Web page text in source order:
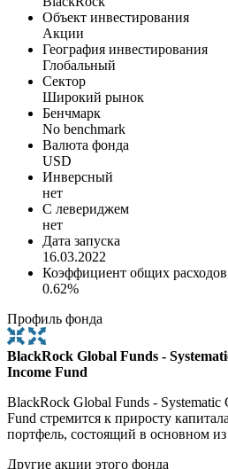
Объект инвестирования
Акции
География инвестирования
Глобальный
Сектор
Широкий рынок
Бенчмарк
No benchmark
Валюта фонда
USD
Инверсный
нет
С левериджем
нет
Дата запуска
16.03.2022
Коэффициент общих расходов
0.62%
Профиль фонда
BlackRock Global Funds -
Income Fund
BlackRock Global Funds -
Fund стремится к приросту
портфель, состоящий в основном
Другие акции этого фонда